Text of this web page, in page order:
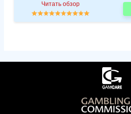
Читать обзор